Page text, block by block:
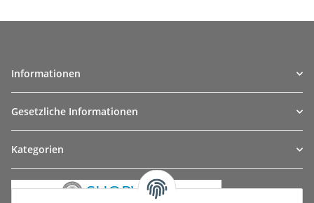
Informationen
Gesetzliche Informationen
Kategorien